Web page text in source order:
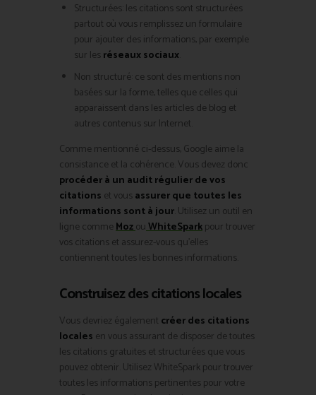
Structurées: les citations sont structurées
partout où vous remplissez un formulaire
pour ajouter des informations, par exemple
sur lesréseaux sociaux
Non structuré: ce sont des mentions non
basées sur la forme, telles que celles qui
apparaissent dans les articles de blog et
autres contenus sur Internet.
Comme mentionné ci-dessus, Google aime la
consistance et la cohérence. Vous devez donc
procéder à un audit régulier de vos
citations et vousassurer que toutes les
informations sont à jour . Utilisez un outil en
ligne commeMozouWhiteSparkpour trouver
vos citations et assurez-vous qu’elles
contiennent toutes les bonnes informations.
Construisez des citations locales
Vous devriez également créer des citations
locales en vous assurant de disposer de toutes
les citations gratuites et structurées que vous
pouvez obtenir. Utilisez WhiteSpark pour trouver
toutes les informations pertinentes pour votre